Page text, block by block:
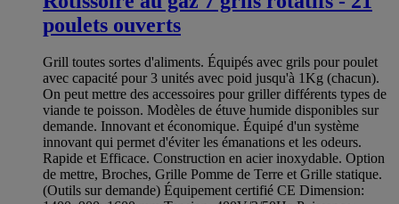
poulets ouverts
Grill toutes sortes d'aliments. Équipés avec grils pour poulet
avec capacité pour 3 unités avec poid jusqu'à 1Kg (chacun).
On peut mettre des accessoires pour griller différents types de
viande te poisson. Modèles de étuve humide disponibles sur
demande. Innovant et économique. Équipé d'un système
innovant qui permet d'éviter les émanations et les odeurs.
Rapide et Efficace. Construction en acier inoxydable. Option
de mettre, Broches, Grille Pomme de Terre et Grille statique.
(Outils sur demande) Équipement certifié CE Dimension: